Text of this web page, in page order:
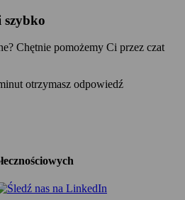
szybko
Chętnie pomożemy Ci przez czat
otrzymasz odpowiedź